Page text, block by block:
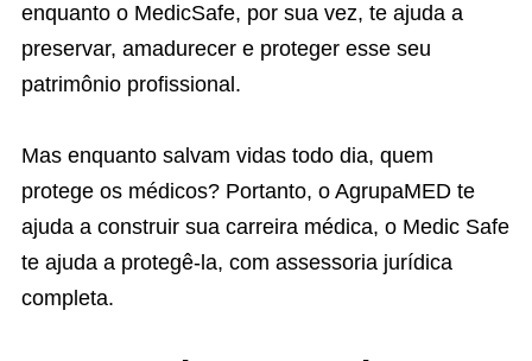
enquanto o MedicSafe, por sua vez, te ajuda a
preservar, amadurecer e proteger esse seu
patrimônio profissional.
Mas enquanto salvam vidas todo dia, quem
protege os médicos? Portanto, o AgrupaMED te
ajuda a construir sua carreira médica, o Medic Safe
te ajuda a protegê-la, com assessoria jurídica
completa.